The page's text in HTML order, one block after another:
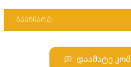
გააზიარე:
დაამატე